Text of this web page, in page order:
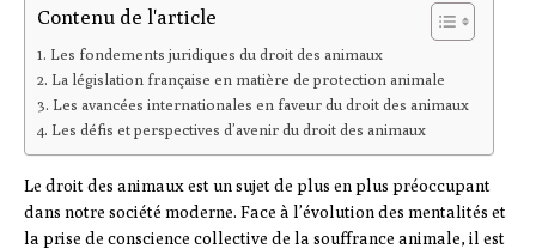
Contenu de l'article
Les fondements juridiques du droit des animaux
La législation française en matière de protection animale
Les avancées internationales en faveur du droit des animaux
Les défis et perspectives d’avenir du droit des animaux
Le droit des animaux est un sujet de plus en plus préoccupant
dans notre société moderne. Face à l’évolution des mentalités et
la prise de conscience collective de la souffrance animale, il est